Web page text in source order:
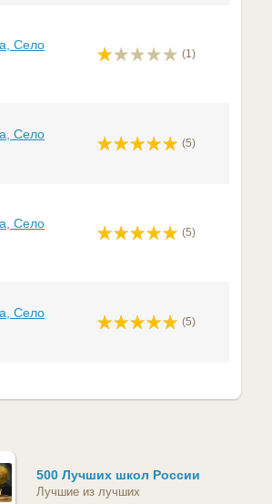
Село
(1)
Село
(5)
Село
(5)
Село
(5)
500 Лучших школ России
Лучшие из лучших